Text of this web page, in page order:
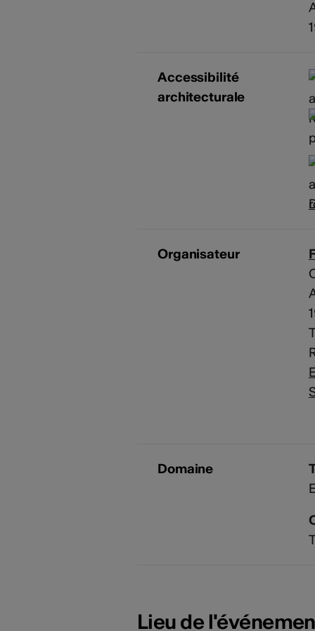
Accessibilité
architecturale
Organisateur
Domaine
Lieu de